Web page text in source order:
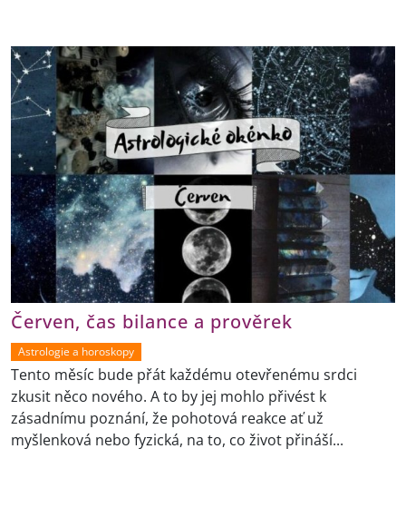
Červen, čas bilance a prověrek
Astrologie a horoskopy
Tento měsíc bude přát každému otevřenému srdci
zkusit něco nového. A to by jej mohlo přivést k
zásadnímu poznání, že pohotová reakce ať už
myšlenková nebo fyzická, na to, co život přináší...